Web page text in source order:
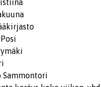
Sammontori